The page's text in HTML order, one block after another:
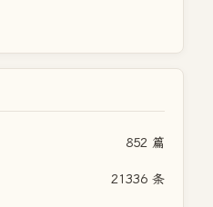
852 篇
21336 条